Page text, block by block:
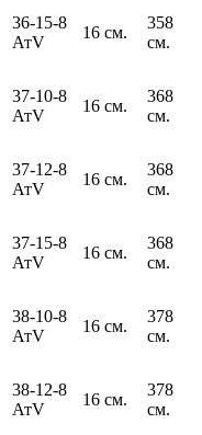
36-15-8
АтV
16 см.
358
см.
37-10-8
АтV
16 см.
368
см.
37-12-8
АтV
16 см.
368
см.
37-15-8
АтV
16 см.
368
см.
38-10-8
АтV
16 см.
378
см.
38-12-8
АтV
16 см.
378
см.